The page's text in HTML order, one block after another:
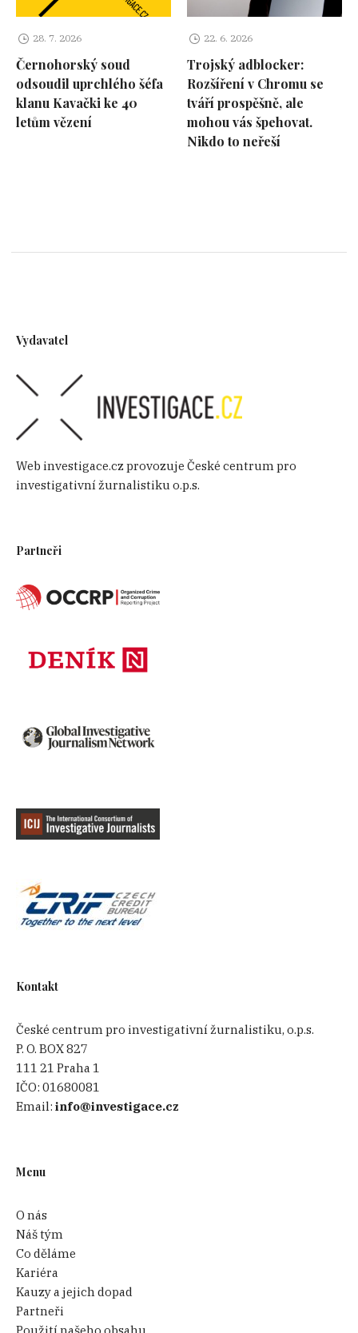
28. 7. 2026
Černohorský soud
odsoudil uprchlého šéfa
klanu Kavački ke 40
letům vězení
22. 6. 2026
Trojský adblocker:
Rozšíření v Chromu se
tváří prospěšně, ale
mohou vás špehovat.
Nikdo to neřeší
Vydavatel
Web investigace.cz provozuje České centrum pro
investigativní žurnalistiku o.p.s.
Partneři
Kontakt
České centrum pro investigativní žurnalistiku, o.p.s.
P. O. BOX 827
111 21 Praha 1
IČO:01680081
Email:info@investigace.cz
Menu
O nás
Náš tým
Co děláme
Kariéra
Kauzy a jejich dopad
Partneři